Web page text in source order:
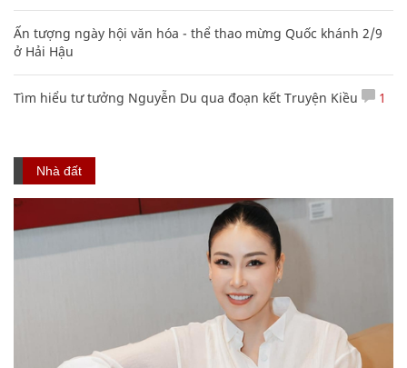
Ấn tượng ngày hội văn hóa - thể thao mừng Quốc khánh 2/9
ở Hải Hậu
Tìm hiểu tư tưởng Nguyễn Du qua đoạn kết Truyện Kiều 1
Nhà đất